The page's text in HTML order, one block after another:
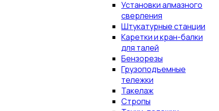
Установки алмазного
сверления
Штукатурные станции
Каретки и кран-балки
для талей
Бензорезы
Грузоподъемные
тележки
Такелаж
Стропы